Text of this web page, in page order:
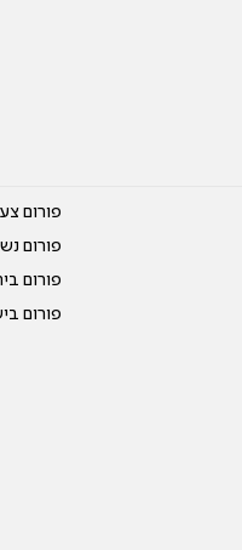
פורום
פורום
פורום
פורום